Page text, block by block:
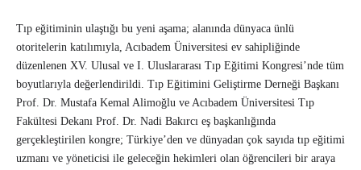
Tıp eğitiminin ulaştığı bu yeni aşama; alanında dünyaca ünlü
otoritelerin katılımıyla, Acıbadem Üniversitesi ev sahipliğinde
düzenlenen XV. Ulusal ve I. Uluslararası Tıp Eğitimi Kongresi’nde tüm
boyutlarıyla değerlendirildi. Tıp Eğitimini Geliştirme Derneği Başkanı
Prof. Dr. Mustafa Kemal Alimoğlu ve Acıbadem Üniversitesi Tıp
Fakültesi Dekanı Prof. Dr. Nadi Bakırcı eş başkanlığında
gerçekleştirilen kongre; Türkiye’den ve dünyadan çok sayıda tıp eğitimi
uzmanı ve yöneticisi ile geleceğin hekimleri olan öğrencileri bir araya